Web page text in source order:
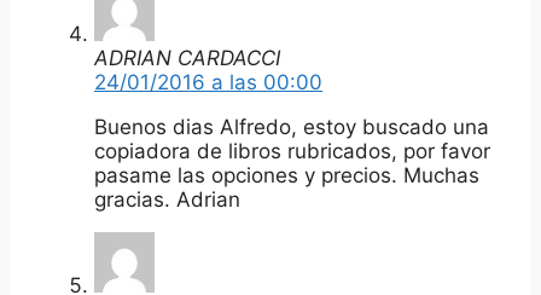
ADRIAN CARDACCI
24/01/2016 a las 00:00
Buenos dias Alfredo, estoy buscado una
copiadora de libros rubricados, por favor
pasame las opciones y precios. Muchas
gracias. Adrian